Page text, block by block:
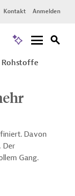
Kontakt Anmelden
Rohstoffe
Davon
Der
Gang.